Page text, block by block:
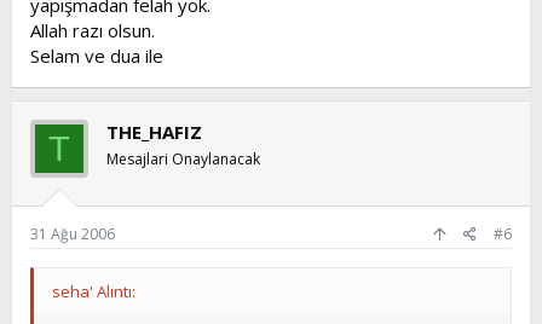
yapışmadan felah yok.
Allah razı olsun.
Selam ve dua ile
T THE_HAFIZ
Mesajlari Onaylanacak
31 Ağu 2006 #6
seha' Alıntı: